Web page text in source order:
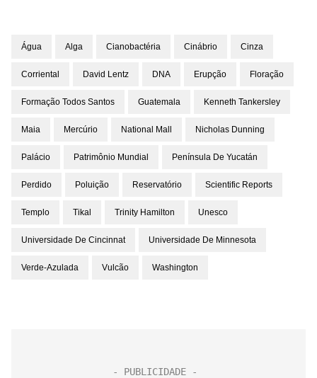
Água Alga Cianobactéria Cinábrio Cinza
Corriental David Lentz DNA Erupção Floração
Formação Todos Santos Guatemala Kenneth Tankersley
Maia Mercúrio National Mall Nicholas Dunning
Palácio Patrimônio Mundial Península De Yucatán
Perdido Poluição Reservatório Scientific Reports
Templo Tikal Trinity Hamilton Unesco
Universidade De Cincinnat Universidade De Minnesota
Verde-Azulada Vulcão Washington